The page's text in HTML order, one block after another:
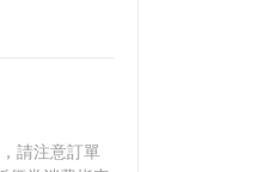
請注意訂單